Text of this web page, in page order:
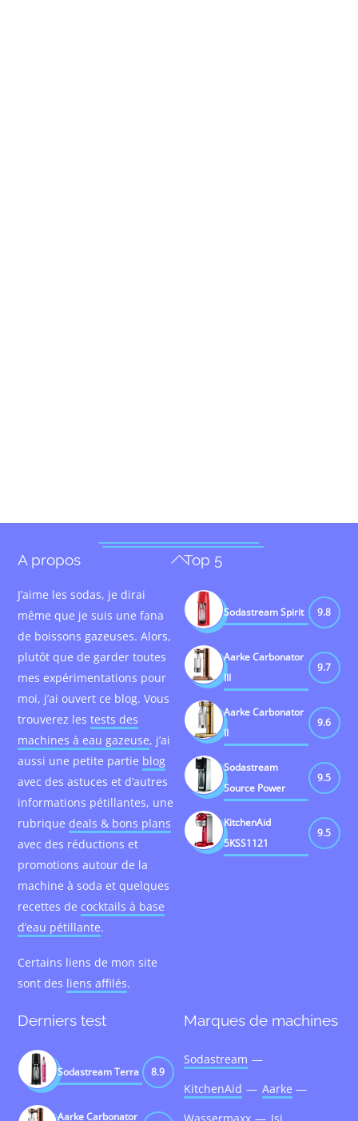
Back
Top
A propos
J’aime les sodas, je dirai
même que je suis une fana
de boissons gazeuses. Alors,
plutôt que de garder toutes
mes expérimentations pour
moi, j’ai ouvert ce blog. Vous
trouverez lestests des
machines à eau gazeuse, j’ai
aussi une petite partie blog
avec des astuces et d’autres
informations pétillantes, une
rubrique deals & bons plans
avec des réductions et
promotions autour de la
machine à soda et quelques
recettes decocktails à base
d’eau pétillante.
Certains liens de mon site
sont des liens affilés.
Top 5
Sodastream Spirit 9.8
Aarke Carbonator
III
9.7
Aarke Carbonator
II
9.6
Sodastream
Source Power
9.5
KitchenAid
5KSS1121
9.5
Derniers test
Sodastream Terra 8.9
Aarke Carbonator
Marques de machines
Sodastream
KitchenAid
Aarke